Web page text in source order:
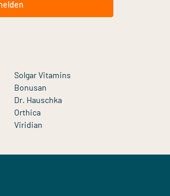
Solgar Vitamins
Bonusan
Dr. Hauschka
Orthica
Viridian